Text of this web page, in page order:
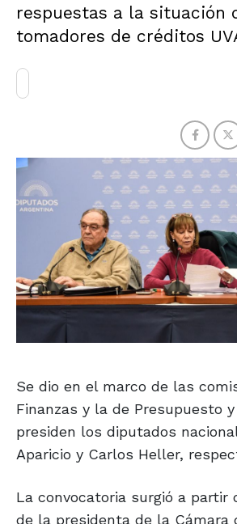
respuestas a la situación
tomadores de créditos
Se dio en el marco de las
Finanzas y la de Presupuesto
presiden los diputados
Aparicio y Carlos Heller,
La convocatoria surgió a partir
de la presidenta de la Cámara